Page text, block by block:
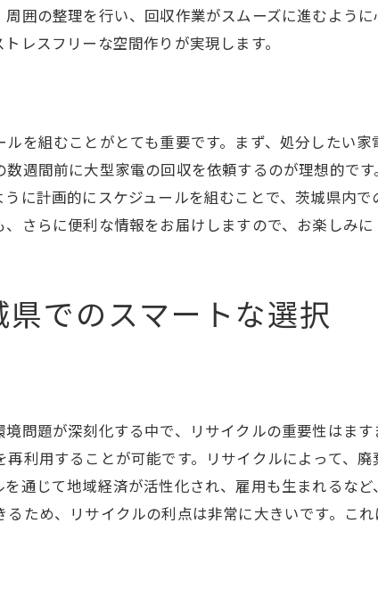
での家電リサイクルオプション
ルを避けるための事前準備
の頼れる不用品回収業者を選ぶ
っておきたい不用品回収のポイントと注意点
回収でよくある問題と解決策
回収に関する最新情報
に不用品を減らす方法
理の第一歩を踏み出す
リスト生活を目指すための不用品回収
での家電整理のコツ
回収で得られる生活の質の向上
囲の整理を行い、回収作業がスムーズに進むよう
レスフリーな空間作りが実現します。
を組むことがとても重要です。まず、処分したい
週間前に大型家電の回収を依頼するのが理想的で
に計画的にスケジュールを組むことで、茨城県内
さらに便利な情報をお届けしますので、お楽しみに
でのスマートな選択
問題が深刻化する中で、リサイクルの重要性はま
利用することが可能です。リサイクルによって、
通じて地域経済が活性化され、雇用も生まれるなど
ため、リサイクルの利点は非常に大きいです。これ